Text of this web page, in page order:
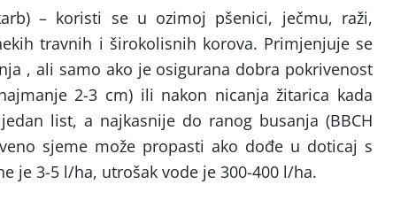
– koristi se u ozimoj pšenici, ječmu, raži,
travnih i širokolisnih korova. Primjenjuje se
, ali samo ako je osigurana dobra pokrivenost
2-3 cm) ili nakon nicanja žitarica kada
list, a najkasnije do ranog busanja (BBCH
sjeme može propasti ako dođe u doticaj s
je 3-5 l/ha, utrošak vode je 300-400 l/ha.